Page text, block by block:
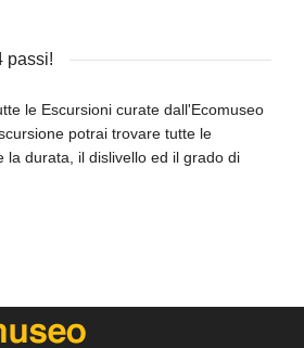
passi!
le Escursioni curate dall'Ecomuseo
potrai trovare tutte le
la durata, il dislivello ed il grado di